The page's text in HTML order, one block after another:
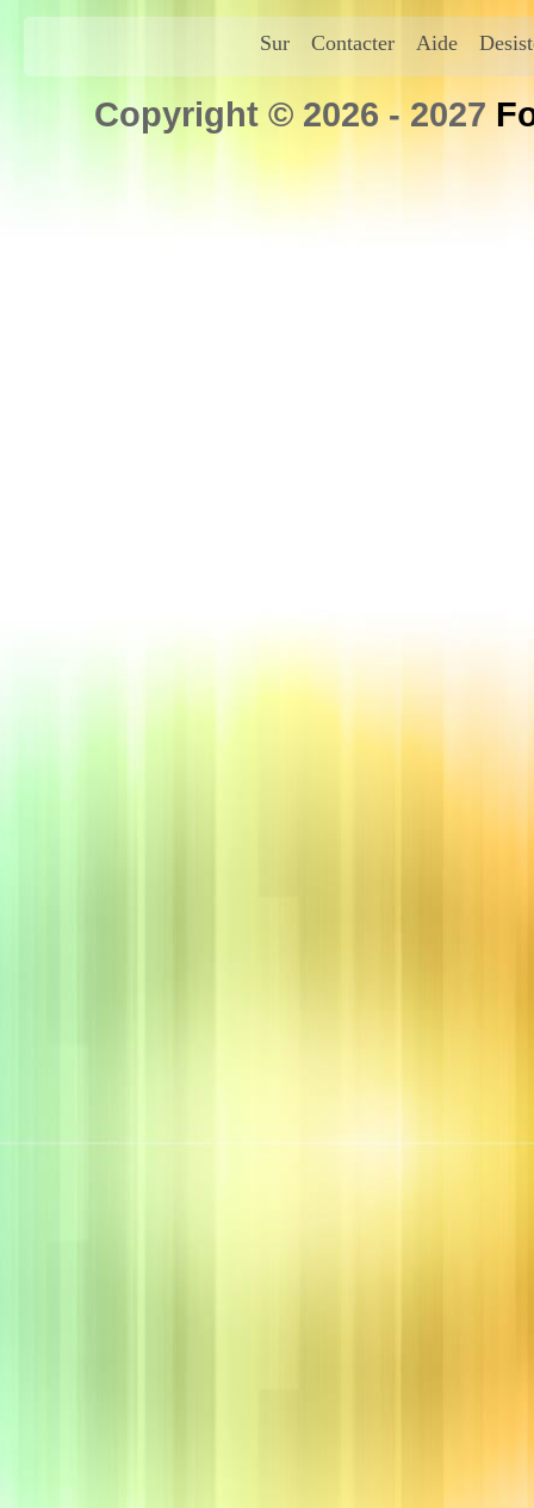
Sur Contacter Aide
Copyright © 2026 - 2027